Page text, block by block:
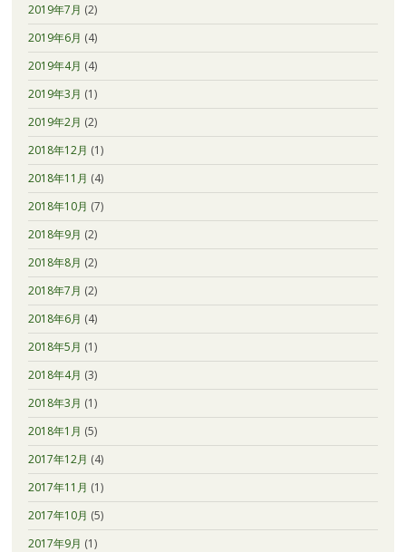
2019年7月 (2)
2019年6月 (4)
2019年4月 (4)
2019年3月 (1)
2019年2月 (2)
2018年12月 (1)
2018年11月 (4)
2018年10月 (7)
2018年9月 (2)
2018年8月 (2)
2018年7月 (2)
2018年6月 (4)
2018年5月 (1)
2018年4月 (3)
2018年3月 (1)
2018年1月 (5)
2017年12月 (4)
2017年11月 (1)
2017年10月 (5)
2017年9月 (1)